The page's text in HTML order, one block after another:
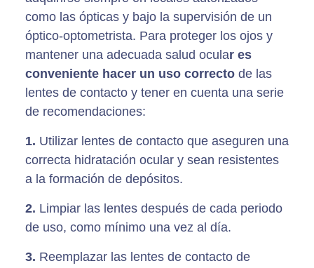
como las ópticas y bajo la supervisión de un
óptico-optometrista. Para proteger los ojos y
mantener una adecuada salud ocular es
conveniente hacer un uso correcto de las
lentes de contacto y tener en cuenta una serie
de recomendaciones:
1. Utilizar lentes de contacto que aseguren una
correcta hidratación ocular y sean resistentes
a la formación de depósitos.
2. Limpiar las lentes después de cada periodo
de uso, como mínimo una vez al día.
3. Reemplazar las lentes de contacto de